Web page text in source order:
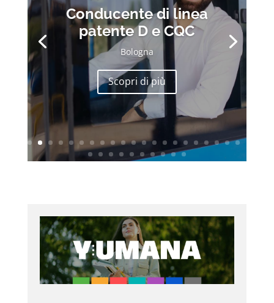
Conducente di linea
patente D e CQC
Bologna
Scopri di più